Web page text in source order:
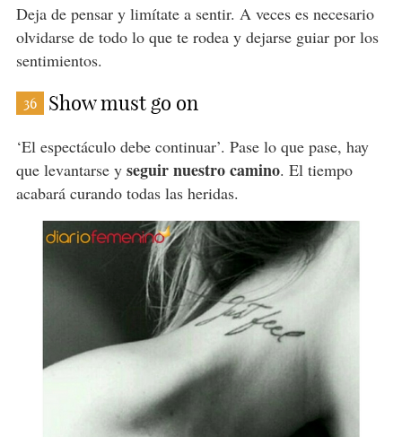
Deja de pensar y limítate a sentir. A veces es necesario
olvidarse de todo lo que te rodea y dejarse guiar por los
sentimientos.
36 Show must go on
‘El espectáculo debe continuar’. Pase lo que pase, hay
que levantarse y seguir nuestro camino. El tiempo
acabará curando todas las heridas.